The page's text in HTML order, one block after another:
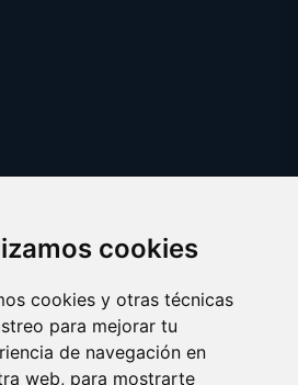
cookies
cookies y otras técnicas
para mejorar tu
de navegación en
web, para mostrarte
cookies preferences
tortillasdepatata.com